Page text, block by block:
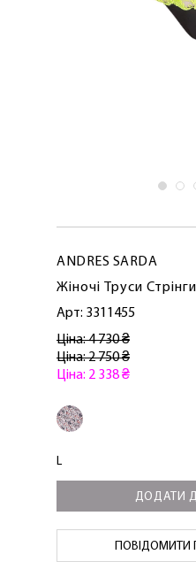
ANDRES SARDA
Жіночі Труси
Арт: 3311455
Ціна: 4 730 ₴
Ціна: 2 750 ₴
Ціна: 2 338 ₴
L
ДОДАТИ
ПОВІДОМИТИ